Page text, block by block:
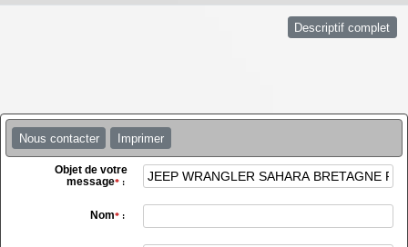
Descriptif complet
Nous contacter Imprimer
Objet de votre
message*:
Nom*: